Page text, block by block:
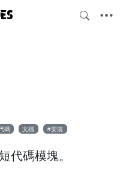
碼 文檔 安裝
代碼模塊。